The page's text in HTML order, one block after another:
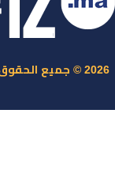
2026 © جميع الحقوق محفوظة